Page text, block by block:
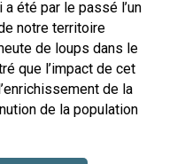
été par le passé l’un
notre territoire
de loups dans le
que l’impact de cet
de la
de la population